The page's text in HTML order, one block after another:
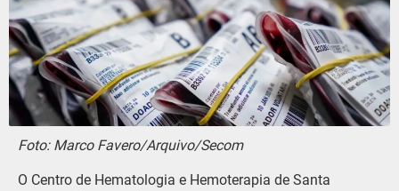
Foto: Marco Favero/Arquivo/Secom
O Centro de Hematologia e Hemoterapia de Santa